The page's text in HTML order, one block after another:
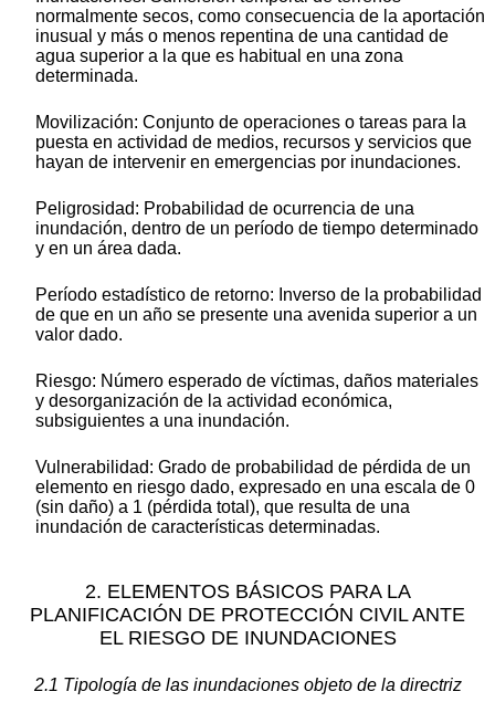
normalmente secos, como consecuencia de la aportación
inusual y más o menos repentina de una cantidad de
agua superior a la que es habitual en una zona
determinada.
Movilización: Conjunto de operaciones o tareas para la
puesta en actividad de medios, recursos y servicios que
hayan de intervenir en emergencias por inundaciones.
Peligrosidad: Probabilidad de ocurrencia de una
inundación, dentro de un período de tiempo determinado
y en un área dada.
Período estadístico de retorno: Inverso de la probabilidad
de que en un año se presente una avenida superior a un
valor dado.
Riesgo: Número esperado de víctimas, daños materiales
y desorganización de la actividad económica,
subsiguientes a una inundación.
Vulnerabilidad: Grado de probabilidad de pérdida de un
elemento en riesgo dado, expresado en una escala de 0
(sin daño) a 1 (pérdida total), que resulta de una
inundación de características determinadas.
2. ELEMENTOS BÁSICOS PARA LA
PLANIFICACIÓN DE PROTECCIÓN CIVIL ANTE
EL RIESGO DE INUNDACIONES
2.1 Tipología de las inundaciones objeto de la directriz